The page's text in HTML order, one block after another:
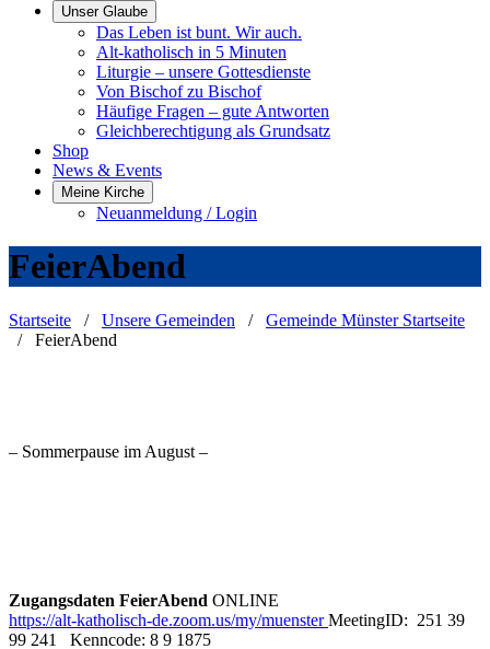
Unser Glaube
Das Leben ist bunt. Wir auch.
Alt-katholisch in 5 Minuten
Liturgie – unsere Gottesdienste
Von Bischof zu Bischof
Häufige Fragen – gute Antworten
Gleichberechtigung als Grundsatz
Shop
News & Events
Meine Kirche
Neuanmeldung / Login
FeierAbend
Startseite / Unsere Gemeinden / Gemeinde Münster Startseite
/ FeierAbend
– Sommerpause im August –
Zugangsdaten FeierAbend ONLINE
https://alt-katholisch-de.zoom.us/my/muensterMeetingID: 251 39
99 241 Kenncode: 8 9 1875